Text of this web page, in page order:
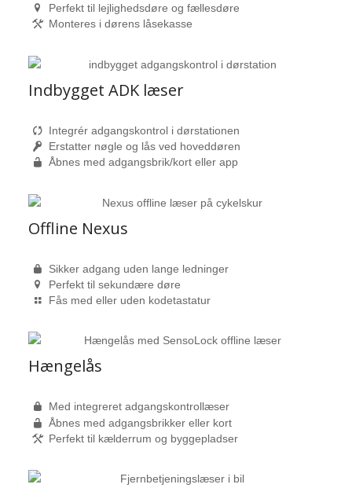
Perfekt til lejlighedsdøre og fællesdøre
Monteres i dørens låsekasse
Indbygget ADK læser
Integrér adgangskontrol i dørstationen
Erstatter nøgle og lås ved hoveddøren
Åbnes med adgangsbrik/kort eller app
Offline Nexus
Sikker adgang uden lange ledninger
Perfekt til sekundære døre
Fås med eller uden kodetastatur
Hængelås
Med integreret adgangskontrollæser
Åbnes med adgangsbrikker eller kort
Perfekt til kælderrum og byggepladser